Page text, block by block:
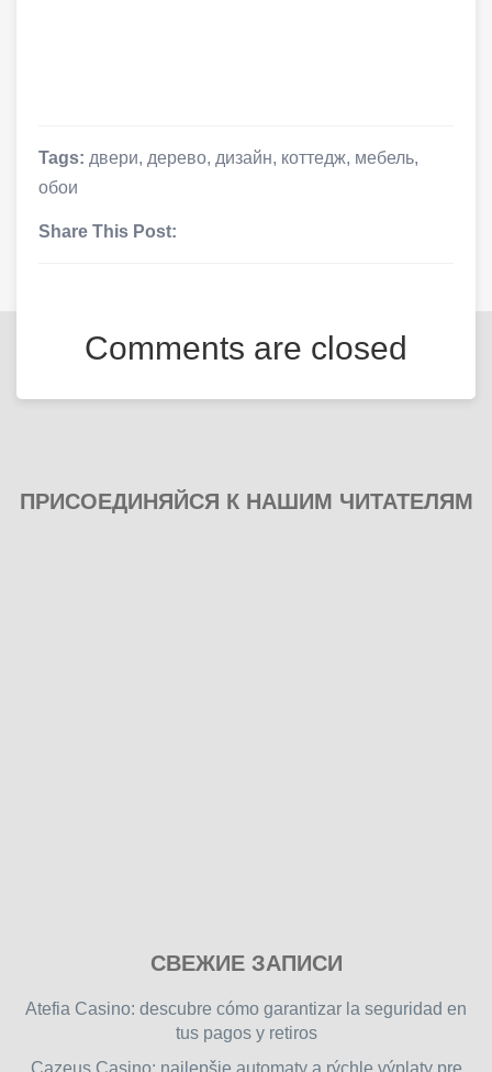
Tags: двери, дерево, дизайн, коттедж, мебель,
обои
Share This Post:
Comments are closed
ПРИСОЕДИНЯЙСЯ К НАШИМ ЧИТАТЕЛЯМ
free
СВЕЖИЕ ЗАПИСИ
Atefia Casino: descubre cómo garantizar la seguridad en
tus pagos y retiros
Cazeus Casino: najlepšie automaty a rýchle výplaty pre